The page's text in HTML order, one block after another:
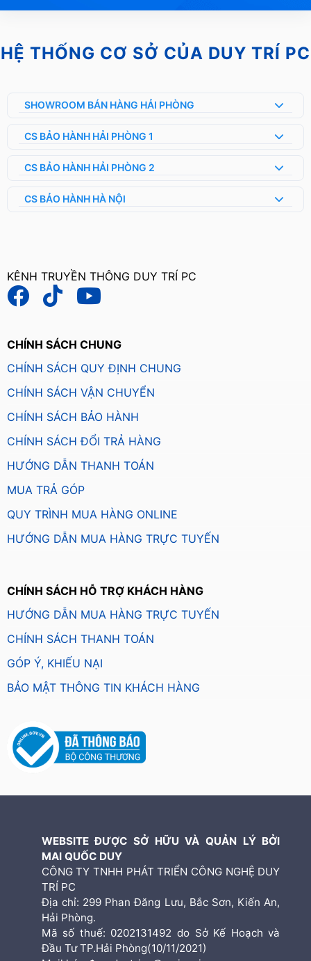
HỆ THỐNG CƠ SỞ CỦA DUY TRÍ PC
SHOWROOM BÁN HÀNG HẢI PHÒNG
CS BẢO HÀNH HẢI PHÒNG 1
CS BẢO HÀNH HẢI PHÒNG 2
CS BẢO HÀNH HÀ NỘI
KÊNH TRUYỀN THÔNG DUY TRÍ PC
CHÍNH SÁCH CHUNG
CHÍNH SÁCH QUY ĐỊNH CHUNG
CHÍNH SÁCH VẬN CHUYỂN
CHÍNH SÁCH BẢO HÀNH
CHÍNH SÁCH ĐỔI TRẢ HÀNG
HƯỚNG DẪN THANH TOÁN
MUA TRẢ GÓP
QUY TRÌNH MUA HÀNG ONLINE
HƯỚNG DẪN MUA HÀNG TRỰC TUYẾN
CHÍNH SÁCH HỖ TRỢ KHÁCH HÀNG
HƯỚNG DẪN MUA HÀNG TRỰC TUYẾN
CHÍNH SÁCH THANH TOÁN
GÓP Ý, KHIẾU NẠI
BẢO MẬT THÔNG TIN KHÁCH HÀNG
WEBSITE ĐƯỢC SỞ HỮU VÀ QUẢN LÝ BỞI
MAI QUỐC DUY
CÔNG TY TNHH PHÁT TRIỂN CÔNG NGHỆ DUY
TRÍ PC
Địa chỉ: 299 Phan Đăng Lưu, Bắc Sơn, Kiến An,
Hải Phòng.
Mã số thuế: 0202131492 do Sở Kế Hoạch và
Đầu Tư TP.Hải Phòng(10/11/2021)